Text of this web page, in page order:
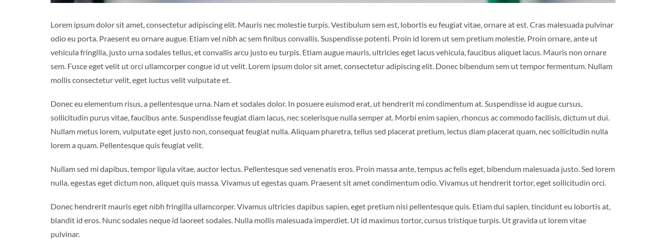
Lorem ipsum dolor sit amet, consectetur adipiscing elit. Mauris nec molestie turpis. Vestibulum sem est, lobortis eu feugiat vitae, ornare at est. Cras malesuada pulvinar
odio eu porta. Praesent eu ornare augue. Etiam vel nibh ac sem finibus convallis. Suspendisse potenti. Proin id lorem ut sem pretium molestie. Proin ornare, ante ut
vehicula fringilla, justo urna sodales tellus, et convallis arcu justo eu turpis. Etiam augue mauris, ultricies eget lacus vehicula, faucibus aliquet lacus. Mauris non ornare
sem. Fusce eget velit ut orci ullamcorper congue id ut velit. Lorem ipsum dolor sit amet, consectetur adipiscing elit. Donec bibendum sem ut tempor fermentum. Nullam
mollis consectetur velit, eget luctus velit vulputate et.
Donec eu elementum risus, a pellentesque urna. Nam et sodales dolor. In posuere euismod erat, ut hendrerit mi condimentum at. Suspendisse id augue cursus,
sollicitudin purus vitae, faucibus ante. Suspendisse feugiat diam lacus, nec scelerisque nulla semper at. Morbi enim sapien, rhoncus ac commodo facilisis, dictum ut dui.
Nullam metus lorem, vulputate eget justo non, consequat feugiat nulla. Aliquam pharetra, tellus sed placerat pretium, lectus diam placerat quam, nec sollicitudin nulla
lorem a quam. Pellentesque quis feugiat velit.
Nullam sed mi dapibus, tempor ligula vitae, auctor lectus. Pellentesque sed venenatis eros. Proin massa ante, tempus ac felis eget, bibendum malesuada justo. Sed lorem
nulla, egestas eget dictum non, aliquet quis massa. Vivamus ut egestas quam. Praesent sit amet condimentum odio. Vivamus ut hendrerit tortor, eget sollicitudin orci.
Donec hendrerit mauris eget nibh fringilla ullamcorper. Vivamus ultricies dapibus sapien, eget pretium nisi pellentesque quis. Etiam dui sapien, tincidunt eu lobortis at,
blandit id eros. Nunc sodales neque id laoreet sodales. Nulla mollis malesuada imperdiet. Ut id maximus tortor, cursus tristique turpis. Ut gravida ut lorem vitae
pulvinar.